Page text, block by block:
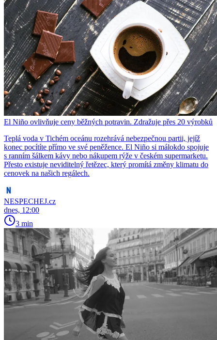
El Niño ovlivňuje ceny běžných potravin. Zdražuje přes 20 výrobků
Teplá voda v Tichém oceánu rozehrává nebezpečnou partii, jejíž
konec pocítíte přímo ve své peněžence. El Niño si málokdo spojuje
s ranním šálkem kávy nebo nákupem rýže v českém supermarketu.
Přesto existuje neviditelný řetězec, který promítá změny klimatu do
cenovek na našich regálech.
NESPECHEJ.cz
dnes, 12:00
3 min